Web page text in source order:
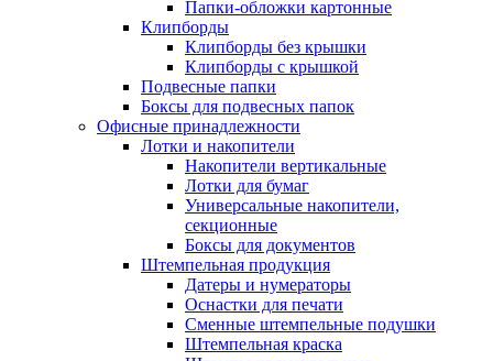
Папки-обложки картонные
Клипборды
Клипборды без крышки
Клипборды с крышкой
Подвесные папки
Боксы для подвесных папок
Офисные принадлежности
Лотки и накопители
Накопители вертикальные
Лотки для бумаг
Универсальные накопители,
секционные
Боксы для документов
Штемпельная продукция
Датеры и нумераторы
Оснастки для печати
Сменные штемпельные подушки
Штемпельная краска